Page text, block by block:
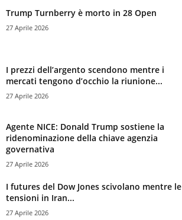
Trump Turnberry è morto in 28 Open
27 Aprile 2026
I prezzi dell’argento scendono mentre i
mercati tengono d’occhio la riunione...
27 Aprile 2026
Agente NICE: Donald Trump sostiene la
ridenominazione della chiave agenzia
governativa
27 Aprile 2026
I futures del Dow Jones scivolano mentre le
tensioni in Iran...
27 Aprile 2026